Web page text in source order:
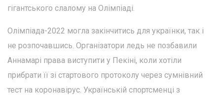
гігантського слалому на Олімпіаді.
Олімпіада-2022 могла закінчитись для українки, так і
не розпочавшись. Організатори ледь не позбавили
Аннамарі права виступити у Пекіні, коли хотіли
прибрати її зі стартового протоколу через сумнівний
тест на коронавірус. Українській спортсменці з